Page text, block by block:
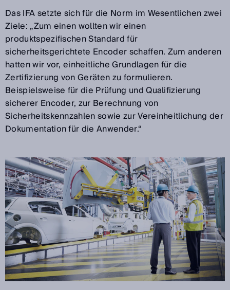
Das IFA setzte sich für die Norm im Wesentlichen zwei
Ziele: „Zum einen wollten wir einen
produktspezifischen Standard für
sicherheitsgerichtete Encoder schaffen. Zum anderen
hatten wir vor, einheitliche Grundlagen für die
Zertifizierung von Geräten zu formulieren.
Beispielsweise für die Prüfung und Qualifizierung
sicherer Encoder, zur Berechnung von
Sicherheitskennzahlen sowie zur Vereinheitlichung der
Dokumentation für die Anwender.“